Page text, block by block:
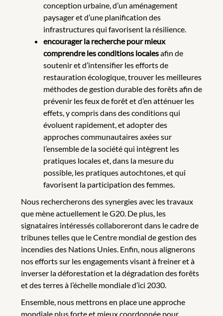
conception urbaine, d’un aménagement
paysager et d’une planification des
infrastructures qui favorisent la résilience.
encourager la recherche pour mieux
comprendre les conditions localesafin de
soutenir et d’intensifier les efforts de
restauration écologique, trouver les meilleures
méthodes de gestion durable des forêts afin de
prévenir les feux de forêt et d’en atténuer les
effets, y compris dans des conditions qui
évoluent rapidement, et adopter des
approches communautaires axées sur
l’ensemble de la société qui intègrent les
pratiques locales et, dans la mesure du
possible, les pratiques autochtones, et qui
favorisent la participation des femmes.
Nous rechercherons des synergies avec les travaux
que mène actuellement le G20. De plus, les
signataires intéressés collaboreront dans le cadre de
tribunes telles que le Centre mondial de gestion des
incendies des Nations Unies. Enfin, nous alignerons
nos efforts sur les engagements visant à freiner et à
inverser la déforestation et la dégradation des forêts
et des terres à l’échelle mondiale d’ici 2030.
Ensemble, nous mettrons en place une approche
mondiale plus forte et mieux coordonnée pour